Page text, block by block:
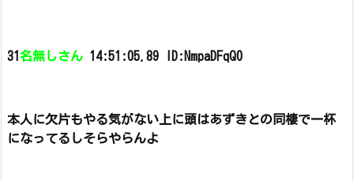
31 名無しさん 14:51:05.89 ID:NmpaDFqQ0
本人に欠片もやる気がない上に頭はあずきとの同棲で一杯
になってるしそらやらんよ